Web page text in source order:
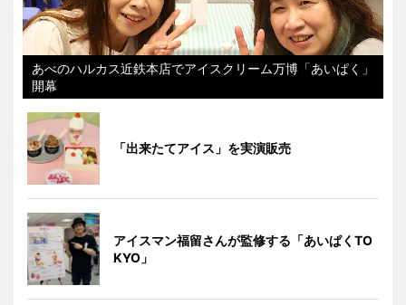
あべのハルカス近鉄本店でアイスクリーム万博「あいぱく」
開幕
「出来たてアイス」を実演販売
アイスマン福留さんが監修する「あいぱくTO
KYO」